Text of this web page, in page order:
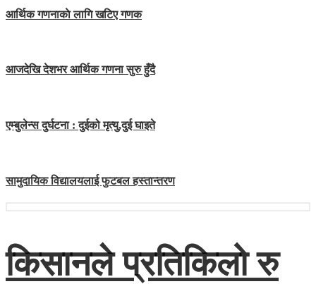
आर्थिक गणनाकाे लागि खटिए गणक
आजदेखि देशभर आर्थिक गणना सुरु हुँदै
एम्बुलेन्स दुर्घटना : दुईको मृत्यु,दुई घाइते
सामुदायिक विद्यालयलाई फुटबल हस्तान्तरण
किसानले प्रतिकिलो रु